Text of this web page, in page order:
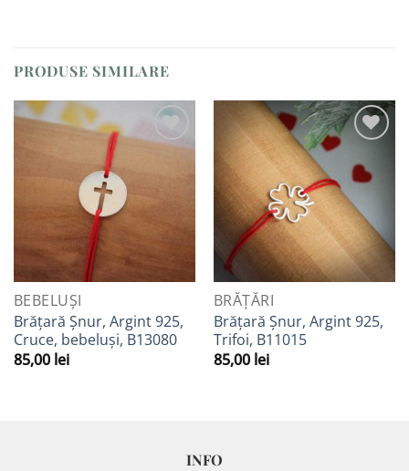
PRODUSE SIMILARE
la
Favorite
BEBELUȘI
Brățară Șnur, Argint 925,
Cruce, bebeluși, B13080
85,00 lei
la
Favorite
BRĂȚĂRI
Brățară Șnur, Argint 925,
Trifoi, B11015
85,00 lei
INFO